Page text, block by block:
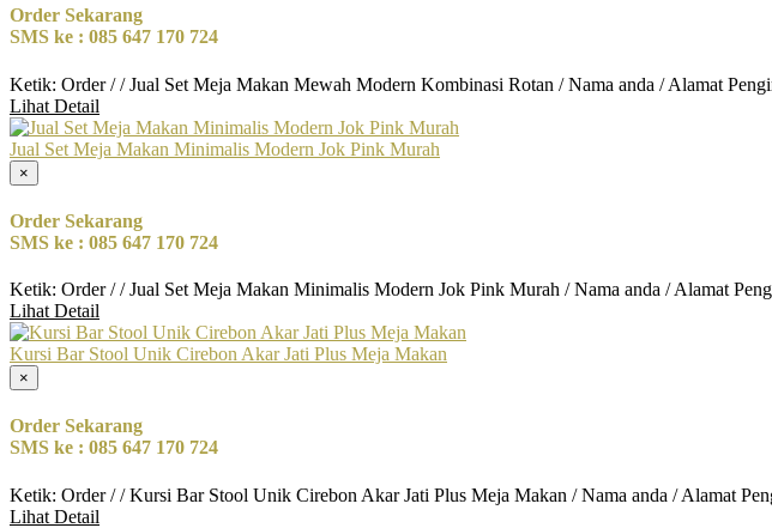
Order Sekarang
SMS ke : 085 647 170 724
Ketik: Order / / Jual Set Meja Makan Mewah Modern Kombinasi Rotan / Nama anda / Alamat
Lihat Detail
Jual Set Meja Makan Minimalis Modern Jok Pink Murah
×
Order Sekarang
SMS ke : 085 647 170 724
Ketik: Order / / Jual Set Meja Makan Minimalis Modern Jok Pink Murah / Nama anda / Alamat
Lihat Detail
Kursi Bar Stool Unik Cirebon Akar Jati Plus Meja Makan
×
Order Sekarang
SMS ke : 085 647 170 724
Ketik: Order / / Kursi Bar Stool Unik Cirebon Akar Jati Plus Meja Makan / Nama anda / Alamat
Lihat Detail